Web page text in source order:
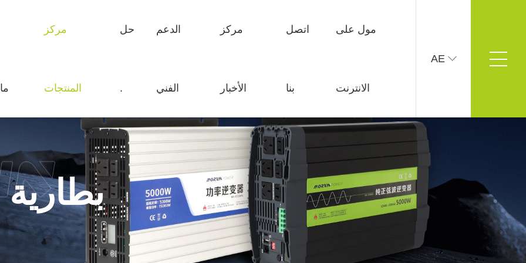
مركز
المنتجات
حل
.
الدعم
الفني
مركز
الأخبار
اتصل
بنا
مول على
الانترنت
AE
الصناعة في الهواء الطلق
صناعة الأجهزة الكهربائية
صناعة الطاقة الكهربائية
صناعة البناء والتشييد
البحث والتطوير التخصيص شركة ديناميكية طريقة الاتصال
مول على الانترنت